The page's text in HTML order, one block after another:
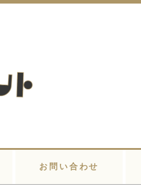
お問い合わせ